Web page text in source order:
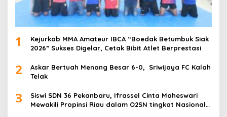
1
Kejurkab MMA Amateur IBCA “Boedak Betumbuk Siak
2026” Sukses Digelar, Cetak Bibit Atlet Berprestasi
2
Askar Bertuah Menang Besar 6-0, Sriwijaya FC Kalah
Telak
3
Siswi SDN 36 Pekanbaru, Ifrassel Cinta Maheswari
Mewakili Propinsi Riau dalam O2SN tingkat Nasional